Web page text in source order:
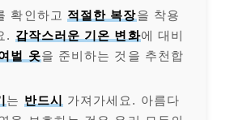
확인하고 적절한 복장을 착용
. 갑작스러운 기온 변화에 대비
벌 옷을 준비하는 것을 추천합
는 반드시 가져가세요. 아름다